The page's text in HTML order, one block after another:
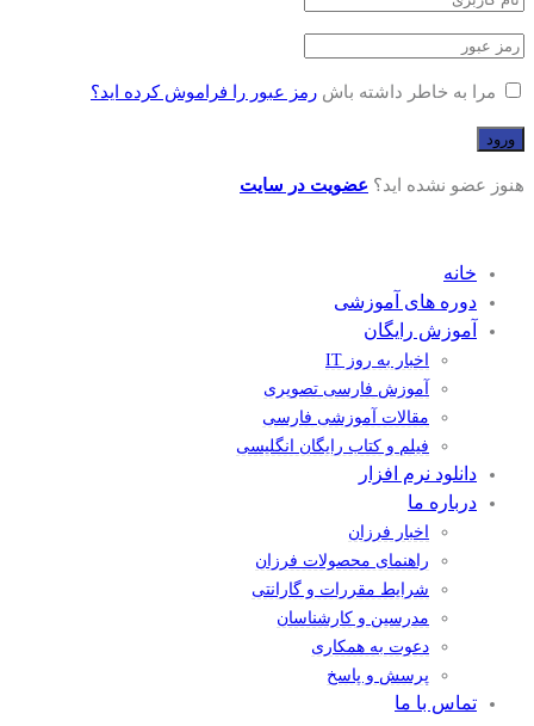
مرا به خاطر داشته باش رمز عبور را فراموش کرده اید؟
هنوز عضو نشده اید؟ عضویت در سایت
خانه
دوره های آموزشی
آموزش رایگان
اخبار به روز IT
آموزش فارسی تصویری
مقالات آموزشی فارسی
فیلم و کتاب رایگان انگلیسی
دانلود نرم افزار
درباره ما
اخبار فرزان
راهنمای محصولات فرزان
شرایط مقررات و گارانتی
مدرسین و کارشناسان
دعوت به همکاری
پرسش و پاسخ
تماس با ما